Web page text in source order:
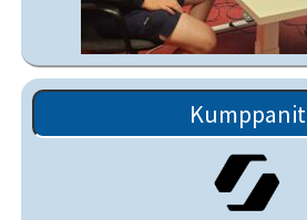
Kumppanit